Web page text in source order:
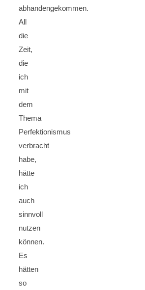
abhandengekommen.
All
die
Zeit,
die
ich
mit
dem
Thema
Perfektionismus
verbracht
habe,
hätte
ich
auch
sinnvoll
nutzen
können.
Es
hätten
so